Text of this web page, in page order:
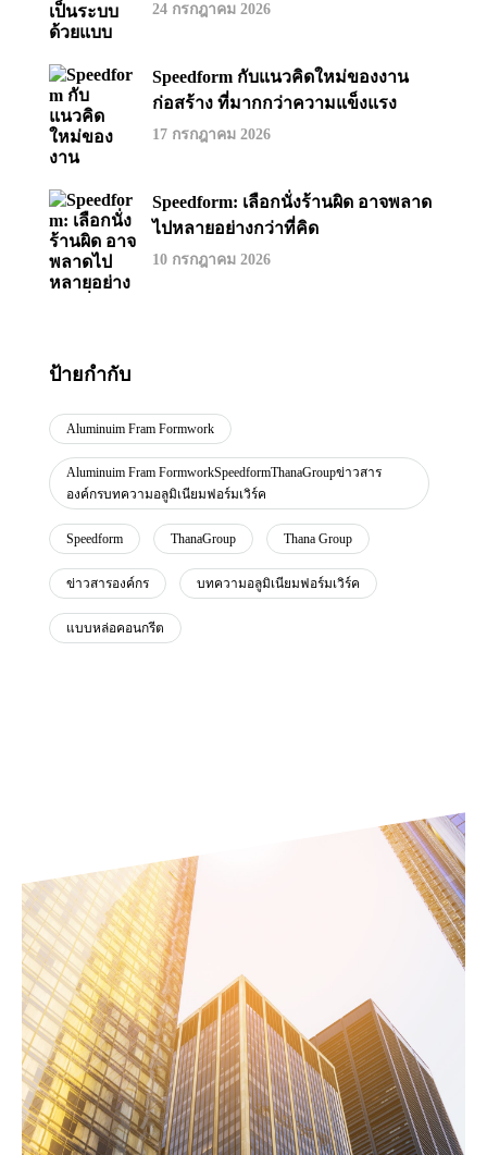
24 กรกฎาคม 2026
Speedform กับแนวคิดใหม่ของงาน
ก่อสร้าง ที่มากกว่าความแข็งแรง
17 กรกฎาคม 2026
Speedform: เลือกนั่งร้านผิด อาจพลาด
ไปหลายอย่างกว่าที่คิด
10 กรกฎาคม 2026
ป้ายกำกับ
Aluminuim Fram Formwork
Aluminuim Fram FormworkSpeedformThanaGroupข่าวสาร
องค์กรบทความอลูมิเนียมฟอร์มเวิร์ค
Speedform ThanaGroup Thana Group
ข่าวสารองค์กร บทความอลูมิเนียมฟอร์มเวิร์ค
แบบหล่อคอนกรีต